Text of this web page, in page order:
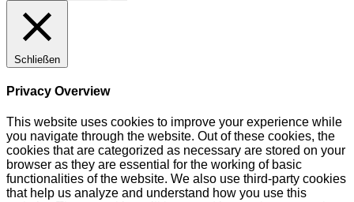
Schließen
Privacy Overview
This website uses cookies to improve your experience while
you navigate through the website. Out of these cookies, the
cookies that are categorized as necessary are stored on your
browser as they are essential for the working of basic
functionalities of the website. We also use third-party cookies
that help us analyze and understand how you use this